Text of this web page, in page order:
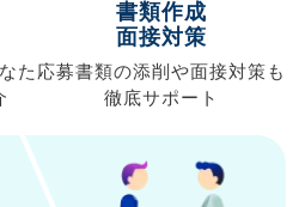
た
書類作成
面接対策
応募書類の添削や面接対策も
徹底サポート